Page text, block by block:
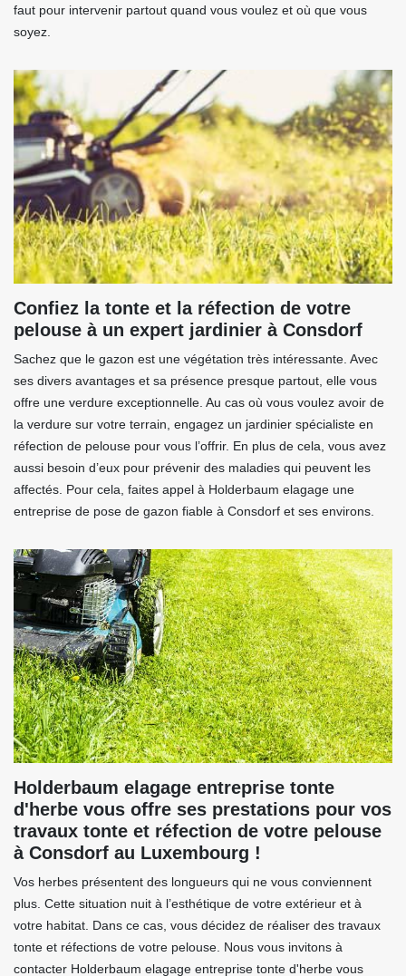
faut pour intervenir partout quand vous voulez et où que vous
soyez.
Confiez la tonte et la réfection de votre
pelouse à un expert jardinier à Consdorf
Sachez que le gazon est une végétation très intéressante. Avec
ses divers avantages et sa présence presque partout, elle vous
offre une verdure exceptionnelle. Au cas où vous voulez avoir de
la verdure sur votre terrain, engagez un jardinier spécialiste en
réfection de pelouse pour vous l’offrir. En plus de cela, vous avez
aussi besoin d’eux pour prévenir des maladies qui peuvent les
affectés. Pour cela, faites appel à Holderbaum elagage une
entreprise de pose de gazon fiable à Consdorf et ses environs.
Holderbaum elagage entreprise tonte
d'herbe vous offre ses prestations pour vos
travaux tonte et réfection de votre pelouse
à Consdorf au Luxembourg !
Vos herbes présentent des longueurs qui ne vous conviennent
plus. Cette situation nuit à l’esthétique de votre extérieur et à
votre habitat. Dans ce cas, vous décidez de réaliser des travaux
tonte et réfections de votre pelouse. Nous vous invitons à
contacter Holderbaum elagage entreprise tonte d'herbe vous